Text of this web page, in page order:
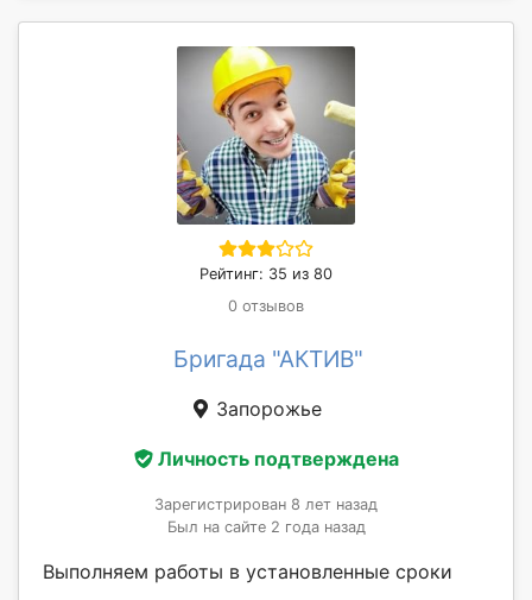
Рейтинг: 35 из 80
0 отзывов
Бригада "АКТИВ"
Запорожье
Личность подтверждена
Зарегистрирован 8 лет назад
Был на сайте 2 года назад
Выполняем работы в установленные сроки